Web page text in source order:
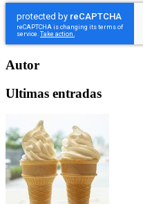
Autor
Ultimas entradas